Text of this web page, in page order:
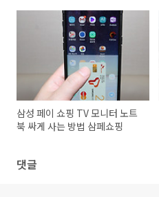
삼성 페이 쇼핑 TV 모니터 노트
북 싸게 사는 방법 삼페쇼핑
댓글